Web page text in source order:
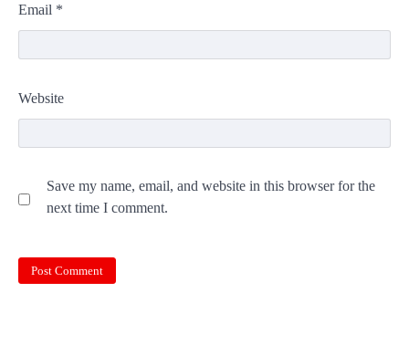
Email *
Website
Save my name, email, and website in this browser for the
next time I comment.